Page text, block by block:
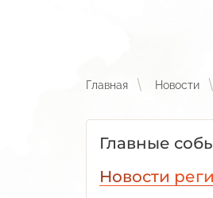
Главная Новости
Главные
Новости